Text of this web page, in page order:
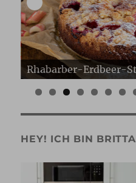
Erdbeer Gugelhupf
HEY! ICH BIN BRITTA